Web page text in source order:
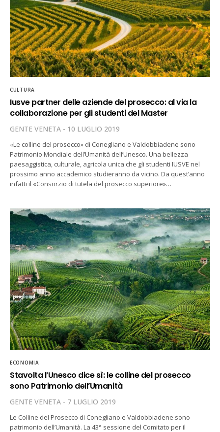
CULTURA
Iusve partner delle aziende del prosecco: al via la
collaborazione per gli studenti del Master
GENTE VENETA 10 LUGLIO 2019
«Le colline del prosecco» di Conegliano e Valdobbiadene sono
Patrimonio Mondiale dell’Umanità dell’Unesco. Una bellezza
paesaggistica, culturale, agricola unica che gli studenti IUSVE nel
prossimo anno accademico studieranno da vicino. Da quest’anno
infatti il «Consorzio di tutela del prosecco superiore»…
ECONOMIA
Stavolta l’Unesco dice sì: le colline del prosecco
sono Patrimonio dell’Umanità
GENTE VENETA 7 LUGLIO 2019
Le Colline del Prosecco di Conegliano e Valdobbiadene sono
patrimonio dell’Umanità. La 43° sessione del Comitato per il